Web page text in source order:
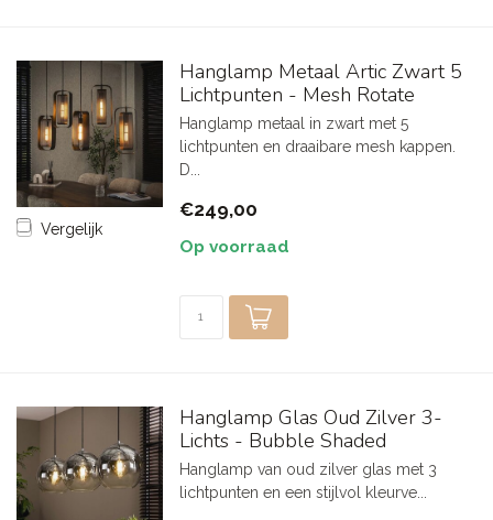
Vergelijk
Hanglamp Metaal Artic Zwart 5
Lichtpunten - Mesh Rotate
Hanglamp metaal in zwart met 5
lichtpunten en draaibare mesh kappen.
D...
€249,00
Op voorraad
Hanglamp Glas Oud Zilver 3-
Lichts - Bubble Shaded
Hanglamp van oud zilver glas met 3
lichtpunten en een stijlvol kleurve...